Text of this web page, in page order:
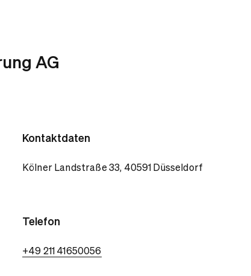
AG
Kontaktdaten
Kölner Landstraße 33, 40591 Düsseldorf
Telefon
+49 211 41650056